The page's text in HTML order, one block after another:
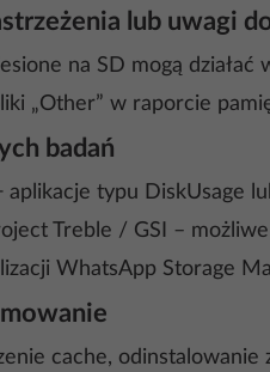
lub uwagi
na SD mogą
„Other” w raporcie
badań
aplikacje typu DiskUsage
Treble / GSI –
WhatsApp Storage
cache,